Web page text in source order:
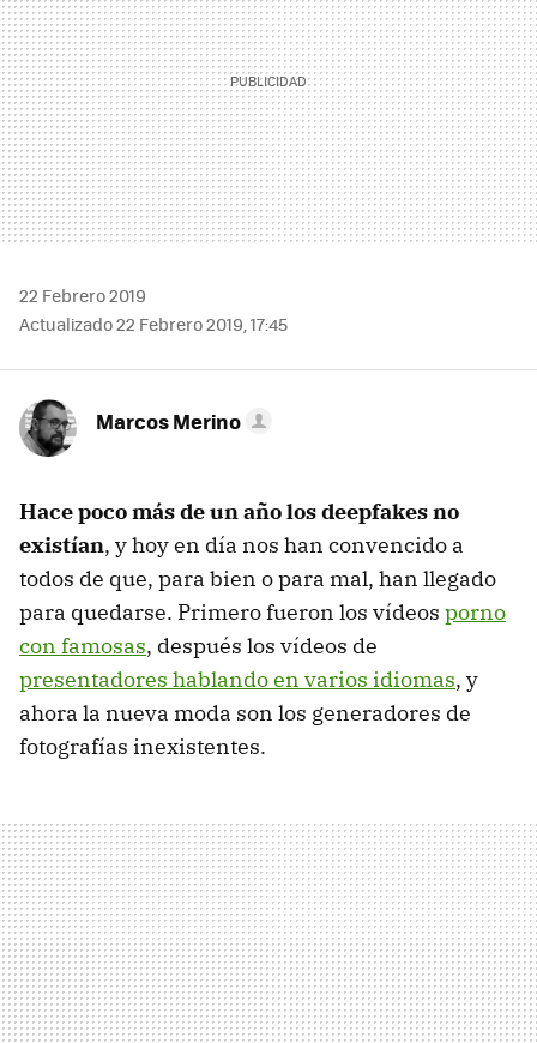
22 Febrero 2019
Actualizado 22 Febrero 2019, 17:45
Marcos Merino
Hace poco más de un año los deepfakes no
existían, y hoy en día nos han convencido a
todos de que, para bien o para mal, han llegado
para quedarse. Primero fueron los vídeos porno
con famosas, después los vídeos de
presentadores hablando en varios idiomas, y
ahora la nueva moda son los generadores de
fotografías inexistentes.